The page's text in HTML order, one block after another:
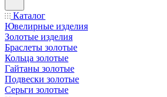
Каталог
Ювелирные изделия
Золотые изделия
Браслеты золотые
Кольца золотые
Гайтаны золотые
Подвески золотые
Серьги золотые